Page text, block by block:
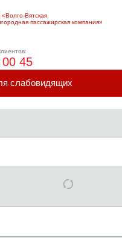
Вятская
пассажирская компания»
45
слабовидящих